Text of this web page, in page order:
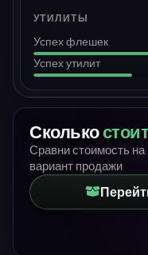
УТИЛИТЫ
Успех флешек
Успех утилит
Сколько
Сравни стоимость
вариант продажи